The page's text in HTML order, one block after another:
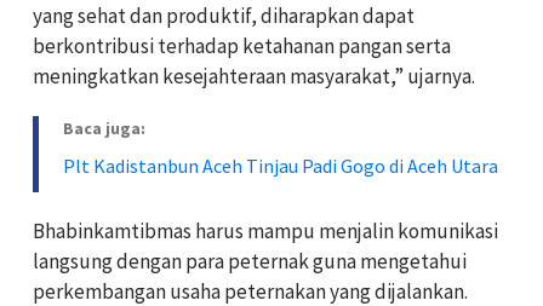
yang sehat dan produktif, diharapkan dapat
berkontribusi terhadap ketahanan pangan serta
meningkatkan kesejahteraan masyarakat,” ujarnya.
Baca juga:
Plt Kadistanbun Aceh Tinjau Padi Gogo di Aceh Utara
Bhabinkamtibmas harus mampu menjalin komunikasi
langsung dengan para peternak guna mengetahui
perkembangan usaha peternakan yang dijalankan.